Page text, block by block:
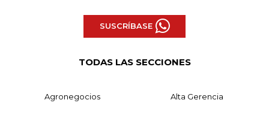
SUSCRÍBASE
TODAS LAS SECCIONES
Agronegocios Alta Gerencia